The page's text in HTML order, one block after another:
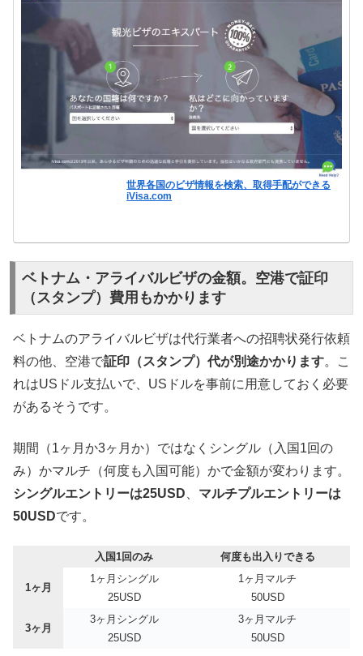
世界各国のビザ情報を検索、取得手配ができる
iVisa.com
ベトナム・アライバルビザの金額。空港で証印
（スタンプ）費用もかかります
ベトナムのアライバルビザは代行業者への招聘状発行依頼
料の他、空港で証印（スタンプ）代が別途かかります。こ
れはUSドル支払いで、USドルを事前に用意しておく必要
があるそうです。
期間（1ヶ月か3ヶ月か）ではなくシングル（入国1回の
み）かマルチ（何度も入国可能）かで金額が変わります。
シングルエントリーは25USD
マルチプルエントリーは
50USDです。
入国1回のみ 何度も出入りできる
1ヶ月
1ヶ月シングル
25USD
1ヶ月マルチ
50USD
3ヶ月
3ヶ月シングル
25USD
3ヶ月マルチ
50USD